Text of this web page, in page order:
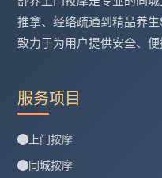
推拿、经络疏通到精品养
致力于为用户提供安全、便
服务项目
上门按摩
同城按摩